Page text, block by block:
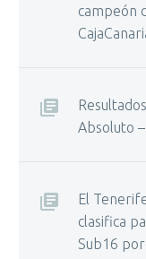
campeón
Absoluto
El
clasifica
Sub16